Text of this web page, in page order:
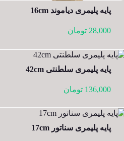
پایه پلیمری دیاموند 16cm
28,000 تومان
پایه پلیمری سلطنتی 42cm
136,000 تومان
پایه پلیمری سناتور 17cm